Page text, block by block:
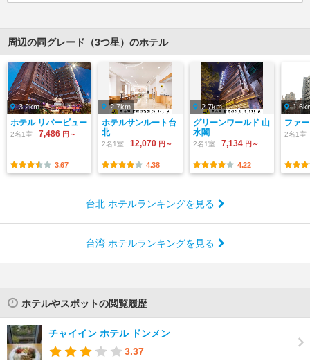
周辺の同グレード（3つ星）のホテル
3.2km
ホテル リバービュー
2名1室 7,486 円～
3.67
2.7km
ホテルサンルート台
北
2名1室 12,070 円～
4.38
2.7km
グリーンワールド 山
水閣
2名1室 7,134 円～
4.22
ファ
2名1室
台北 ホテルランキングを見る
台湾 ホテルランキングを見る
ホテルやスポットの閲覧履歴
チャイイン ホテル ドンメン
3.37